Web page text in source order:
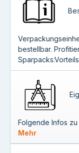
bestellbar.
Folgende Infos
Mehr